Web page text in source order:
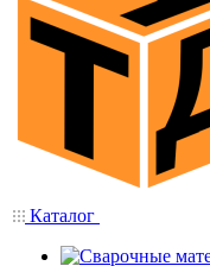
Каталог